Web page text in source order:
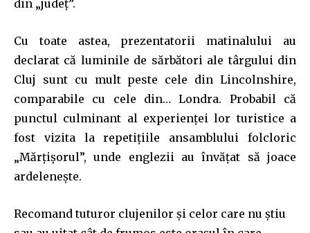
To subscribe, simply enter your email address on our website
your privacy and won't spam your inbox. Your information is
SUBSCRIBE
I've read and accept the
din „judeţ”.
Cu toate astea, prezentatorii matinalului au
declarat că luminile de sărbători ale târgului din
Cluj sunt cu mult peste cele din Lincolnshire,
comparabile cu cele din… Londra. Probabil că
punctul culminant al experienţei lor turistice a
fost vizita la repetiţiile ansamblului folcloric
„Mărţişorul”, unde englezii au învăţat să joace
ardeleneşte.
Recomand tuturor clujenilor şi celor care nu ştiu